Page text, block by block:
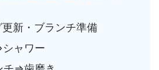
新・ブランチ準備
ャワー